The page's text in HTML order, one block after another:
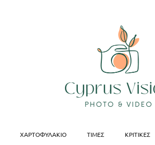
ΧΑΡΤΟΦΥΛΆΚΙΟ ΤΙΜΈΣ ΚΡΙΤΙΚΈΣ